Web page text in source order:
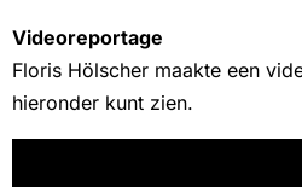
Videoreportage
Floris Hölscher maakte een
hieronder kunt zien.